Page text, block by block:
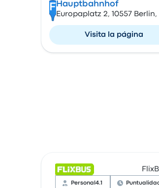
F Hauptbahnhof
Europaplatz 2, 10557
Visita la página
Personal 4.1